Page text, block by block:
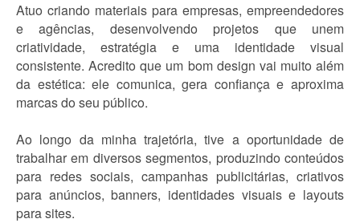
Atuo criando materiais para empresas, empreendedores
e agências, desenvolvendo projetos que unem
criatividade, estratégia e uma identidade visual
consistente. Acredito que um bom design vai muito além
da estética: ele comunica, gera confiança e aproxima
marcas do seu público.
Ao longo da minha trajetória, tive a oportunidade de
trabalhar em diversos segmentos, produzindo conteúdos
para redes sociais, campanhas publicitárias, criativos
para anúncios, banners, identidades visuais e layouts
para sites.